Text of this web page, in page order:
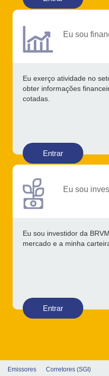
Eu sou
Eu exerço atividade no
obter informações
cotadas.
Entrar
Eu sou
Eu sou investidor da
mercado e a minha
Entrar
Emissores Corretores (SGI)